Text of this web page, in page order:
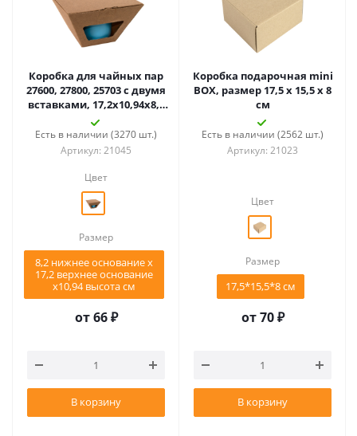
Коробка для чайных пар
27600, 27800, 25703 с двумя
вставками, 17,2х10,94х8,2
см, микрогофр., корич.
Есть в наличии (3270 шт.)
Артикул: 21045
Цвет
Размер
8,2 нижнее основание х
17,2 верхнее основание
х10,94 высота см
от66 ₽
В корзину
Коробка подарочная mini
BOX, размер 17,5 x 15,5 x 8
см
Есть в наличии (2562 шт.)
Артикул: 21023
Цвет
Размер
17,5*15,5*8 см
от70 ₽
В корзину